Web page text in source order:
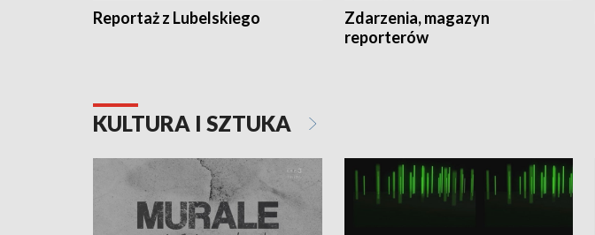
Reportaż z Lubelskiego
Zdarzenia, magazyn
reporterów
KULTURA I SZTUKA